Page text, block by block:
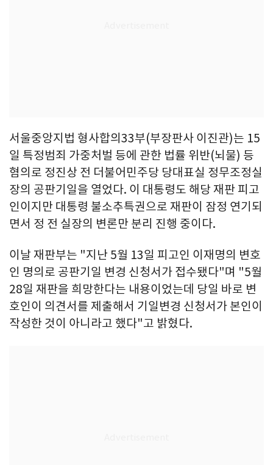
서울중앙지법 형사합의33부(부장판사 이진관)는 15
일 특정범죄 가중처벌 등에 관한 법률 위반(뇌물) 등
혐의로 정진상 전 더불어민주당 당대표실 정무조정실
장의 공판기일을 열었다. 이 대통령도 해당 재판 피고
인이지만 대통령 불소추특권으로 재판이 잠정 연기되
면서 정 전 실장의 변론만 분리 진행 중이다.
이날 재판부는 "지난 5월 13일 피고인 이재명의 변호
인 명의로 공판기일 변경 신청서가 접수됐다"며 "5월
28일 재판을 희망한다는 내용이었는데 당일 바로 변
호인이 의견서를 제출해서 기일변경 신청서가 본인이
작성한 것이 아니라고 했다"고 밝혔다.